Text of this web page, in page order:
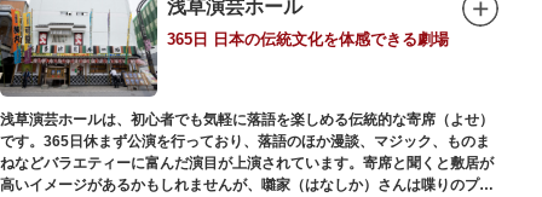
います。
浅草の街並みに溶け込む平屋を重ねたようなおしゃれな外観は、日本を代表
する建築家・隈研吾氏によるデザイン。木の温もりあふれる空間は、初めて
日本を訪れる海外ツーリストにも優しい印象を与えています。
浅草演芸ホール
365日 日本の伝統文化を体感できる劇場
浅草演芸ホールは、初心者でも気軽に落語を楽しめる伝統的な寄席（よせ）
です。365日休まず公演を行っており、落語のほか漫談、マジック、ものま
ねなどバラエティーに富んだ演目が上演されています。寄席と聞くと敷居が
高いイメージがあるかもしれませんが、囃家（はなしか）さんは喋りのプ